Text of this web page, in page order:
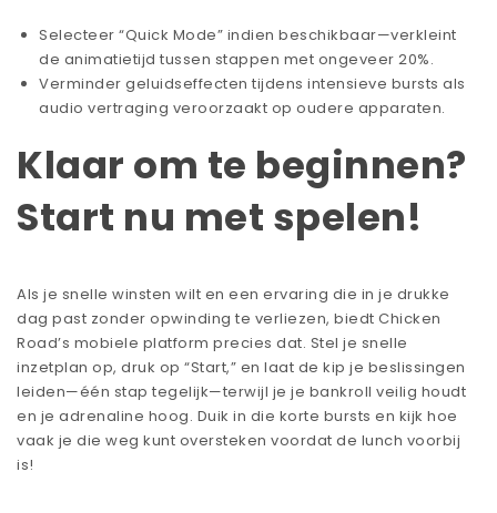
Selecteer “Quick Mode” indien beschikbaar—verkleint
de animatietijd tussen stappen met ongeveer 20%.
Verminder geluidseffecten tijdens intensieve bursts als
audio vertraging veroorzaakt op oudere apparaten.
Klaar om te beginnen?
Start nu met spelen!
Als je snelle winsten wilt en een ervaring die in je drukke
dag past zonder opwinding te verliezen, biedt Chicken
Road’s mobiele platform precies dat. Stel je snelle
inzetplan op, druk op “Start,” en laat de kip je beslissingen
leiden—één stap tegelijk—terwijl je je bankroll veilig houdt
en je adrenaline hoog. Duik in die korte bursts en kijk hoe
vaak je die weg kunt oversteken voordat de lunch voorbij
is!